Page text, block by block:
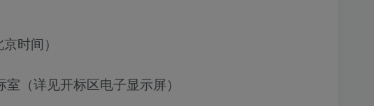
时间）
（详见开标区电子显示屏）